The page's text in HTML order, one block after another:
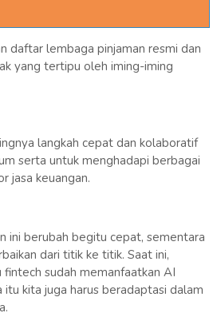
daftar lembaga pinjaman resmi dan
yang tertipu oleh iming-iming
langkah cepat dan kolaboratif
serta untuk menghadapi berbagai
jasa keuangan.
ini berubah begitu cepat, sementara
dari titik ke titik. Saat ini,
sudah memanfaatkan AI
itu kita juga harus beradaptasi dalam